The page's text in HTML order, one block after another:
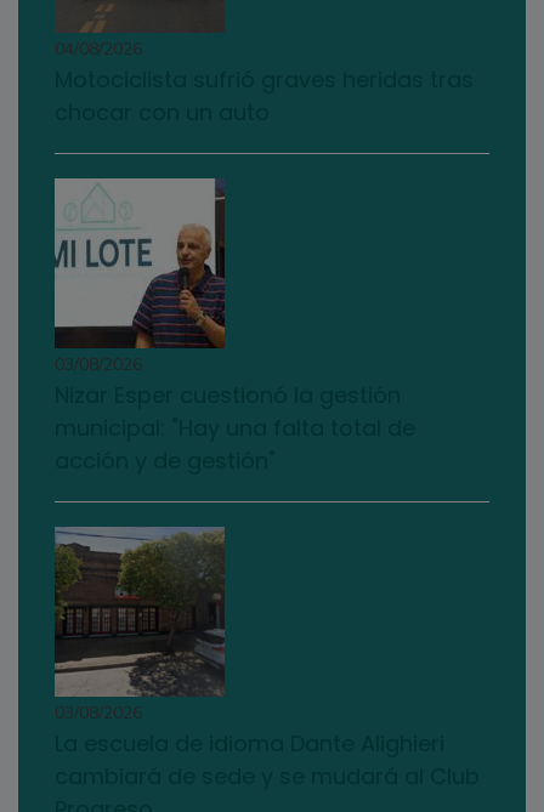
04/08/2026
03/08/2026
03/08/2026